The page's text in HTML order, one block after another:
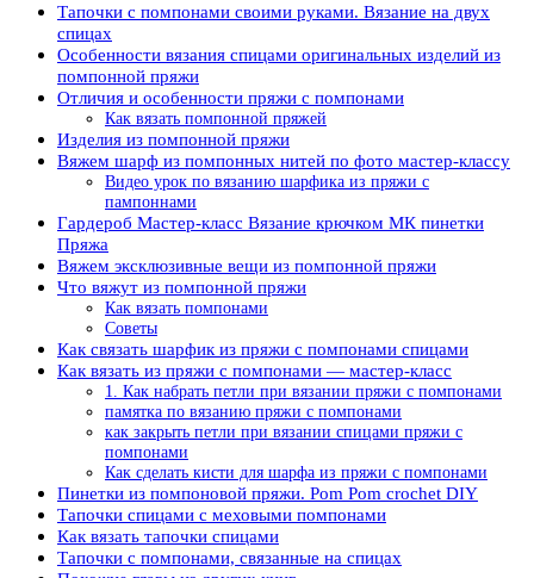
Тапочки с помпонами своими руками. Вязание на двух
спицах
Особенности вязания спицами оригинальных изделий из
помпонной пряжи
Отличия и особенности пряжи с помпонами
Как вязать помпонной пряжей
Изделия из помпонной пряжи
Вяжем шарф из помпонных нитей по фото мастер-классу
Видео урок по вязанию шарфика из пряжи с
пампоннами
Гардероб Мастер-класс Вязание крючком МК пинетки
Пряжа
Вяжем эксклюзивные вещи из помпонной пряжи
Что вяжут из помпонной пряжи
Как вязать помпонами
Советы
Как связать шарфик из пряжи с помпонами спицами
Как вязать из пряжи с помпонами — мастер-класс
1. Как набрать петли при вязании пряжи с помпонами
памятка по вязанию пряжи с помпонами
как закрыть петли при вязании спицами пряжи с
помпонами
Как сделать кисти для шарфа из пряжи с помпонами
Пинетки из помпоновой пряжи. Pom Pom crochet DIY
Тапочки спицами с меховыми помпонами
Как вязать тапочки спицами
Тапочки с помпонами, связанные на спицах